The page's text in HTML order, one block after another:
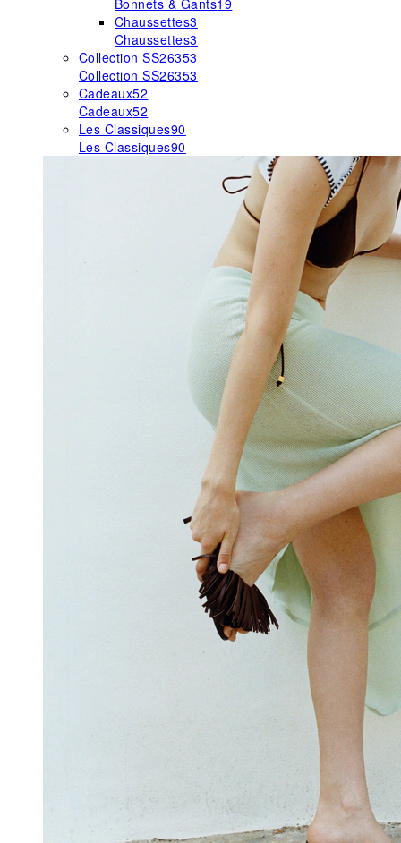
Bonnets & Gants19
Chaussettes3
Chaussettes3
Collection SS26353
Collection SS26353
Cadeaux52
Cadeaux52
Les Classiques90
Les Classiques90